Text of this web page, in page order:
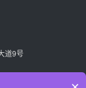
道9号